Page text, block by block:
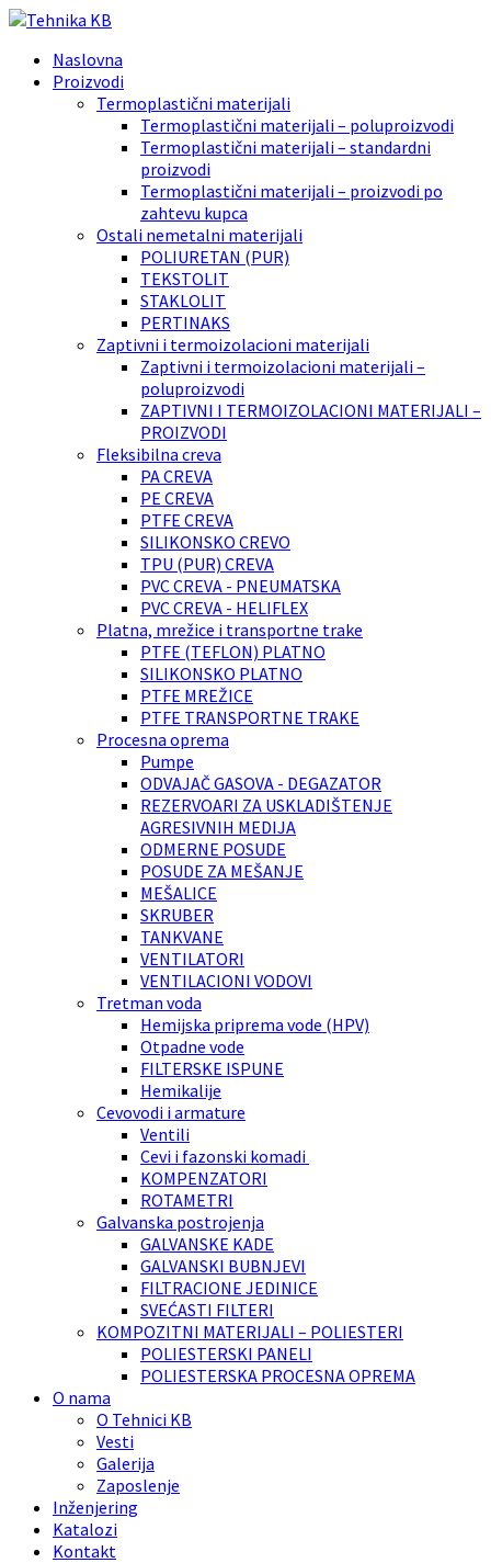
Naslovna
Proizvodi
Termoplastični materijali
Termoplastični materijali – poluproizvodi
Termoplastični materijali – standardni
proizvodi
Termoplastični materijali – proizvodi po
zahtevu kupca
Ostali nemetalni materijali
POLIURETAN (PUR)
TEKSTOLIT
STAKLOLIT
PERTINAKS
Zaptivni i termoizolacioni materijali
Zaptivni i termoizolacioni materijali –
poluproizvodi
ZAPTIVNI I TERMOIZOLACIONI MATERIJALI –
PROIZVODI
Fleksibilna creva
PA CREVA
PE CREVA
PTFE CREVA
SILIKONSKO CREVO
TPU (PUR) CREVA
PVC CREVA - PNEUMATSKA
PVC CREVA - HELIFLEX
Platna, mrežice i transportne trake
PTFE (TEFLON) PLATNO
SILIKONSKO PLATNO
PTFE MREŽICE
PTFE TRANSPORTNE TRAKE
Procesna oprema
Pumpe
ODVAJAČ GASOVA - DEGAZATOR
REZERVOARI ZA USKLADIŠTENJE
AGRESIVNIH MEDIJA
ODMERNE POSUDE
POSUDE ZA MEŠANJE
MEŠALICE
SKRUBER
TANKVANE
VENTILATORI
VENTILACIONI VODOVI
Tretman voda
Hemijska priprema vode (HPV)
Otpadne vode
FILTERSKE ISPUNE
Hemikalije
Cevovodi i armature
Ventili
Cevi i fazonski komadi
KOMPENZATORI
ROTAMETRI
Galvanska postrojenja
GALVANSKE KADE
GALVANSKI BUBNJEVI
FILTRACIONE JEDINICE
SVEĆASTI FILTERI
KOMPOZITNI MATERIJALI – POLIESTERI
POLIESTERSKI PANELI
POLIESTERSKA PROCESNA OPREMA
O nama
O Tehnici KB
Vesti
Galerija
Zaposlenje
Inženjering
Katalozi
Kontakt